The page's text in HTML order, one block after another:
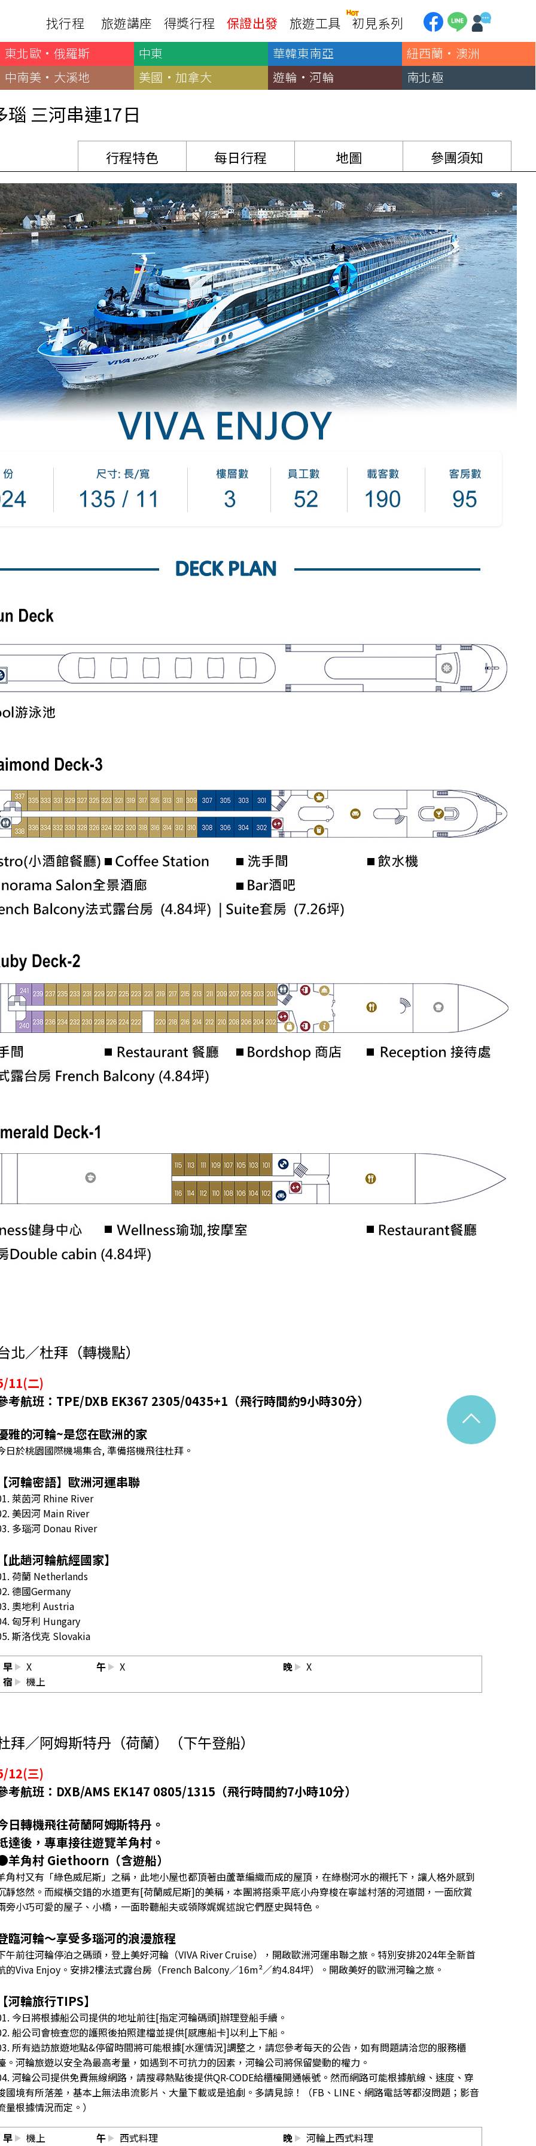
找行程
本
溪
南紀熊野古道
四國
北陸
旅館
‧谷川
🍁四國山陽
‧演歌天后演唱會
奈良犬山
雪祭
🧧山口縣
級飛鳥-花火節
航
青藏鐵路
華城
嶽南怡島
非洲
中非９國
西非１８國
動物大遷徙
馬達加斯加
模里西斯
肯亞
納米比亞
辛巴威
利比亞
摩洛哥
埃及
突尼西亞
塞內加爾
中南亞
中亞５國
印度
斯里蘭卡
不丹‧大吉嶺‧喀什米爾
中東
海灣５國
土耳其
沙烏地阿拉伯
阿曼
卡達
科威特
巴林
澳洲
大溪地
加東賞楓
美國
美西國家公園
美東紐奧良
中南美
巴西嘉年華
🗿復活節島
天空之鏡-玻利維亞
中美５國
祕魯
智利
兩極會
北極 南極
荷美遊輪
阿拉斯加
極光峽灣
大洋遊輪
NCL遊輪
迪士尼遊輪
旅遊講座 得獎行程 保證出發 旅遊工具
載
務確認單
照切結書
卡單
遊定型化契約
出國資訊
護照申辦
全球天氣
航班查詢
各國電壓
駐台觀光單位
國外旅遊警示
銀行優惠
第一銀行刷卡回饋
中國信託3期/6期
企業專區
兆豐商銀
初見系列
東北歐·俄羅斯 中東 華韓東南亞
紐西蘭·澳洲
中南美·大溪地
美國·加拿大 遊輪·河輪 南北極
三河串連17日
參團須知
地圖
每日行程
行程特色
北／杜拜（轉機點）
11(二)
考航班：TPE/DXB EK367 2305/0435+1（飛行時間約9小時30分）
雅的河輪~是您在歐洲的家
日於桃園國際機場集合, 準備搭機飛往杜拜。
河輪密語】歐洲河運串聯
萊茵河 Rhine River
美因河 Main River
多瑙河 Donau River
此趟河輪航經國家】
荷蘭 Netherlands
德國Germany
奧地利 Austria
匈牙利 Hungary
斯洛伐克 Slovakia
早 X 午 X 晚
X
宿
機上
拜／阿姆斯特丹（荷蘭）（下午登船）
12(三)
考航班：DXB/AMS EK147 0805/1315（飛行時間約7小時10分）
日轉機飛往荷蘭阿姆斯特丹。
達後，專車接往遊覽羊角村。
羊角村 Giethoorn（含遊船）
角村又有「綠色威尼斯」之稱，此地小屋也都頂著由蘆葦編織而成的屋頂，在綠樹河水的襯托下，讓人格外感到
靜悠然。而縱橫交錯的水道更有[荷蘭威尼斯]的美稱，本團將搭乘平底小舟穿梭在寧謐村落的河道間，一面欣賞
旁小巧可愛的屋子、小橋，一面聆聽船夫或領隊娓娓述說它們歷史與特色。
臨河輪～享受多瑙河的浪漫旅程
午前往河輪停泊之碼頭，登上美好河輪（VIVA River Cruise），開啟歐洲河運串聯之旅。特別安排2024年全新首
的Viva Enjoy。安排2樓法式露台房（French Balcony／16m²／約4.84坪）。開啟美好的歐洲河輪之旅。
河輪旅行TIPS】
今日將根據船公司提供的地址前往[指定河輪碼頭]辦理登船手續。
船公司會檢查您的護照後拍照建檔並提供[感應船卡]以利上下船。
所有造訪旅遊地點&停留時間將可能根據[水運情況]調整之，請您參考每天的公告，如有問題請洽您的服務櫃
。河輪旅遊以安全為最高考量，如遇到不可抗力的因素，河輪公司將保留變動的權力。
河輪公司提供免費無線網路，請搜尋熱點後提供QR-CODE給櫃檯開通帳號。然而網路可能根據航線、速度、穿
國境有所落差，基本上無法串流影片、大量下載或是追劇。多請見諒！（FB、LINE、網路電話等都沒問題；影音
量根據情況而定。）
早 機上 午 西式料理 晚
河輪上西式料理
^